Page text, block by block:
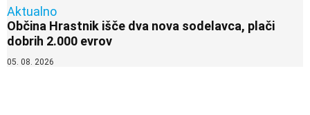
Aktualno
Občina Hrastnik išče dva nova sodelavca, plači
dobrih 2.000 evrov
05. 08. 2026